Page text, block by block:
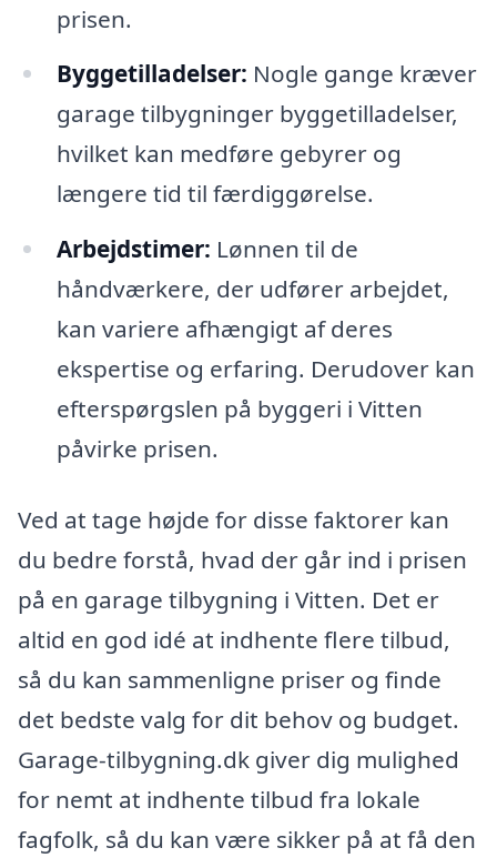
prisen.
Byggetilladelser: Nogle gange kræver
garage tilbygninger byggetilladelser,
hvilket kan medføre gebyrer og
længere tid til færdiggørelse.
Arbejdstimer: Lønnen til de
håndværkere, der udfører arbejdet,
kan variere afhængigt af deres
ekspertise og erfaring. Derudover kan
efterspørgslen på byggeri i Vitten
påvirke prisen.
Ved at tage højde for disse faktorer kan
du bedre forstå, hvad der går ind i prisen
på en garage tilbygning i Vitten. Det er
altid en god idé at indhente flere tilbud,
så du kan sammenligne priser og finde
det bedste valg for dit behov og budget.
Garage-tilbygning.dk giver dig mulighed
for nemt at indhente tilbud fra lokale
fagfolk, så du kan være sikker på at få den